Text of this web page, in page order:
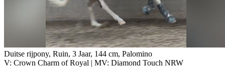
Duitse rijpony, Ruin, 3 Jaar, 144 cm, Palomino
V: Crown Charm of Royal | MV: Diamond Touch NRW